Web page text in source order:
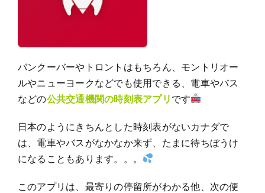
バンクーバーやトロントはもちろん、モントリオー
ルやニューヨークなどでも使用できる、電車やバス
などの公共交通機関の時刻表アプリ です
日本のようにきちんとした時刻表がないカナダで
は、電車やバスがなかなか来ず、たまに待ちぼうけ
になることもあります。。。
このアプリは、最寄りの停留所がわかる他、次の便